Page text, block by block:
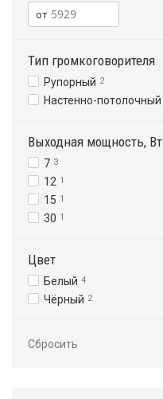
Тип громкоговорителя
Рупорный 2
Настенно-потолочный
Выходная мощность, Вт
7 3
12 1
15 1
30 1
Цвет
Белый 4
Чёрный 2
Сбросить